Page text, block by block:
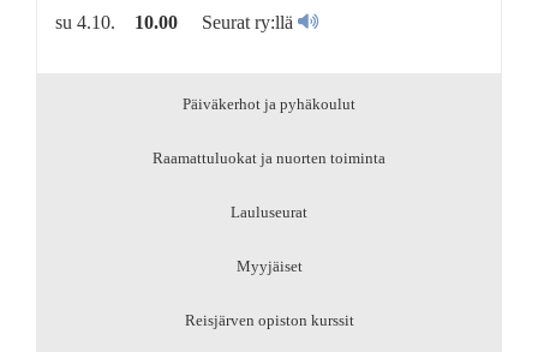
su 4.10.
10.00 Seurat ry:llä
Päiväkerhot ja pyhäkoulut
Raamattuluokat ja nuorten toiminta
Lauluseurat
Myyjäiset
Reisjärven opiston kurssit